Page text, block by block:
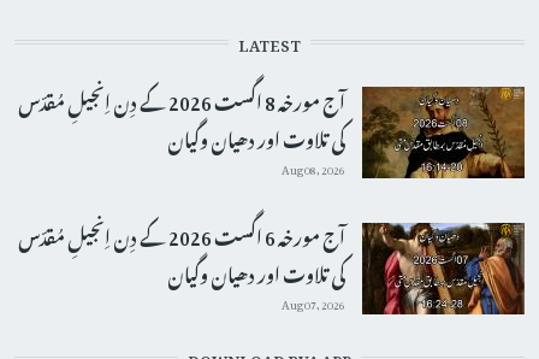
LATEST
آج مورخہ 8 اگست 2026 کے دِن اِنجیلِ مُقدّس
کی تلاوت اور دھیان وگیان
Aug 08, 2026
آج مورخہ 6 اگست 2026 کے دِن اِنجیلِ مُقدّس
کی تلاوت اور دھیان وگیان
Aug 07, 2026